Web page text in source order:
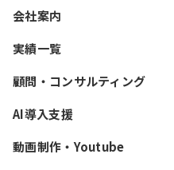
会社案内
実績一覧
顧問・コンサルティング
AI導入支援
動画制作・Youtube